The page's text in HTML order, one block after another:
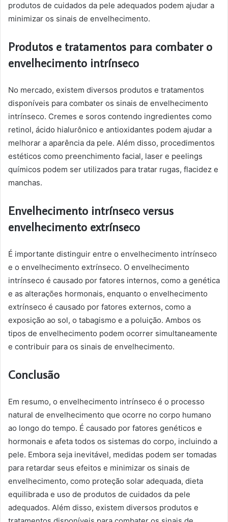
produtos de cuidados da pele adequados podem ajudar a
minimizar os sinais de envelhecimento.
Produtos e tratamentos para combater o
envelhecimento intrínseco
No mercado, existem diversos produtos e tratamentos
disponíveis para combater os sinais de envelhecimento
intrínseco. Cremes e soros contendo ingredientes como
retinol, ácido hialurônico e antioxidantes podem ajudar a
melhorar a aparência da pele. Além disso, procedimentos
estéticos como preenchimento facial, laser e peelings
químicos podem ser utilizados para tratar rugas, flacidez e
manchas.
Envelhecimento intrínseco versus
envelhecimento extrínseco
É importante distinguir entre o envelhecimento intrínseco
e o envelhecimento extrínseco. O envelhecimento
intrínseco é causado por fatores internos, como a genética
e as alterações hormonais, enquanto o envelhecimento
extrínseco é causado por fatores externos, como a
exposição ao sol, o tabagismo e a poluição. Ambos os
tipos de envelhecimento podem ocorrer simultaneamente
e contribuir para os sinais de envelhecimento.
Conclusão
Em resumo, o envelhecimento intrínseco é o processo
natural de envelhecimento que ocorre no corpo humano
ao longo do tempo. É causado por fatores genéticos e
hormonais e afeta todos os sistemas do corpo, incluindo a
pele. Embora seja inevitável, medidas podem ser tomadas
para retardar seus efeitos e minimizar os sinais de
envelhecimento, como proteção solar adequada, dieta
equilibrada e uso de produtos de cuidados da pele
adequados. Além disso, existem diversos produtos e